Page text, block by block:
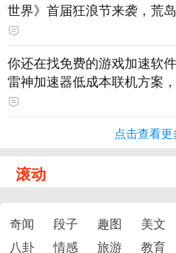
世界》首届狂浪节来袭，荒
直播即将开启
你还在找免费的游戏加速软
雷神加速器低成本联机方案
免费试用
点击查看更
滚动
奇闻 段子 趣图 美文
八卦
情感 旅游 教育